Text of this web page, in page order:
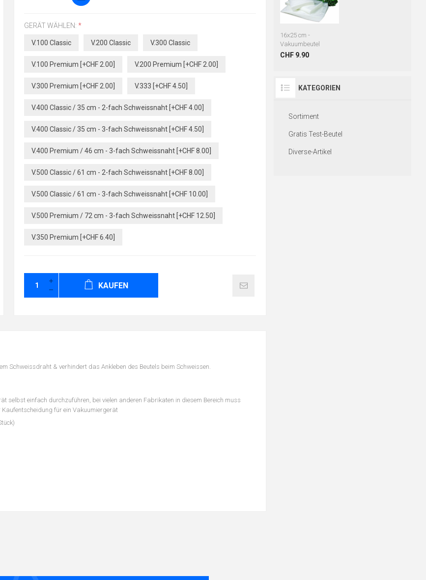
GERÄT WÄHLEN: *
V.100 Classic V.200 Classic V.300 Classic
V.100 Premium [+CHF 2.00] V.200 Premium [+CHF 2.00]
V.300 Premium [+CHF 2.00] V.333 [+CHF 4.50]
V.400 Classic / 35 cm - 2-fach Schweissnaht [+CHF 4.00]
V.400 Classic / 35 cm - 3-fach Schweissnaht [+CHF 4.50]
V.400 Premium / 46 cm - 3-fach Schweissnaht [+CHF 8.00]
V.500 Classic / 61 cm - 2-fach Schweissnaht [+CHF 8.00]
V.500 Classic / 61 cm - 3-fach Schweissnaht [+CHF 10.00]
V.500 Premium / 72 cm - 3-fach Schweissnaht [+CHF 12.50]
V.350 Premium [+CHF 6.40]
KAUFEN
Schweissdraht & verhindert das Ankleben des Beutels beim Schweissen.
selbst einfach durchzuführen, bei vielen anderen Fabrikaten in diesem Bereich muss
für ein Vakuumiergerät
16x25 cm -
Vakuumbeutel
CHF 9.90
KATEGORIEN
Sortiment
Gratis Test-Beutel
Diverse-Artikel